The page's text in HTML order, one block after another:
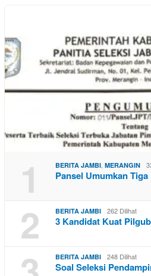
1 BERITA JAMBI, MERANGIN
Pansel Umumkan
2 BERITA JAMBI 262 Dilihat
3 Kandidat Kuat
BERITA JAMBI 248 Dilihat
Soal Seleksi